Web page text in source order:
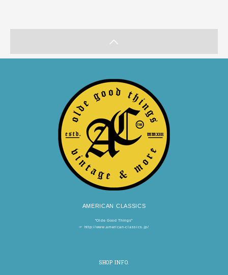
AMERICAN CLASSICS
"Olde Good Things"
☞ http://www.american-classics.jp/
SHOP INFO.